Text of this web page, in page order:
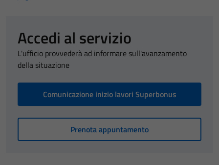
Accedi al servizio
L'ufficio provvederà ad informare sull'avanzamento
della situazione
Comunicazione inizio lavori Superbonus
Prenota appuntamento